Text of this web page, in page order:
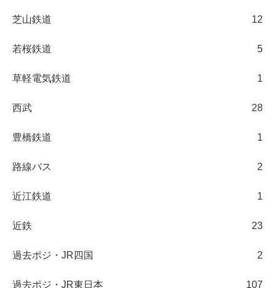
芝山鉄道 12
若桜鉄道 5
草軽電気鉄道 1
西武 28
豊橋鉄道 1
路線バス 2
近江鉄道 1
近鉄 23
過去ポジ・JR四国 2
過去ポジ・JR東日本 107